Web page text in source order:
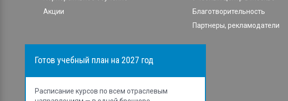
Готов учебный план на 2027 год
Расписание курсов по всем отраслевым
Акции
Благотворительность
Партнеры, рекламодатели